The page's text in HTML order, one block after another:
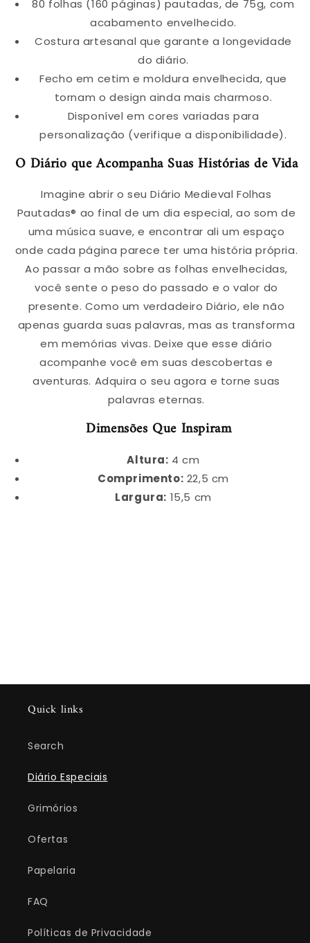
80 folhas (160 páginas) pautadas, de 75g, com
acabamento envelhecido.
Costura artesanal que garante a longevidade
do diário.
Fecho em cetim e moldura envelhecida, que
tornam o design ainda mais charmoso.
Disponível em cores variadas para
personalização (verifique a disponibilidade).
O Diário que Acompanha Suas Histórias de Vida
Imagine abrir o seu Diário Medieval Folhas
Pautadas® ao final de um dia especial, ao som de
uma música suave, e encontrar ali um espaço
onde cada página parece ter uma história própria.
Ao passar a mão sobre as folhas envelhecidas,
você sente o peso do passado e o valor do
presente. Como um verdadeiro Diário, ele não
apenas guarda suas palavras, mas as transforma
em memórias vivas. Deixe que esse diário
acompanhe você em suas descobertas e
aventuras. Adquira o seu agora e torne suas
palavras eternas.
Dimensões Que Inspiram
Altura: 4 cm
Comprimento: 22,5 cm
Largura: 15,5 cm
Quick links
Search
Diário Especiais
Grimórios
Ofertas
Papelaria
FAQ
Políticas de Privacidade